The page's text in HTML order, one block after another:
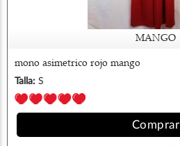
MANGO
mono asimetrico rojo mango
Talla: S
Comprar